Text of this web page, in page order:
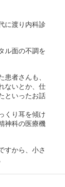
に渡り内科診
ル面の不調を
者さんも、
ないとか、仕
といったお話
くり耳を傾け
神科の医療機
すから、小さ